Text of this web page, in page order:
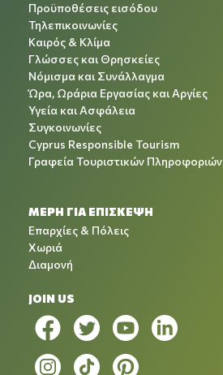
Προϋποθέσεις εισόδου
Τηλεπικοινωνίες
Καιρός & Κλίμα
Γλώσσες και Θρησκείες
Νόμισμα και Συνάλλαγμα
Ώρα, Ωράρια Εργασίας και Αργίες
Υγεία και Ασφάλεια
Συγκοινωνίες
Cyprus Responsible Tourism
Γραφεία Τουριστικών Πληροφοριών
ΜΕΡΗ ΓΙΑ ΕΠΙΣΚΕΨΗ
Επαρχίες & Πόλεις
Χωριά
Διαμονή
JOIN US